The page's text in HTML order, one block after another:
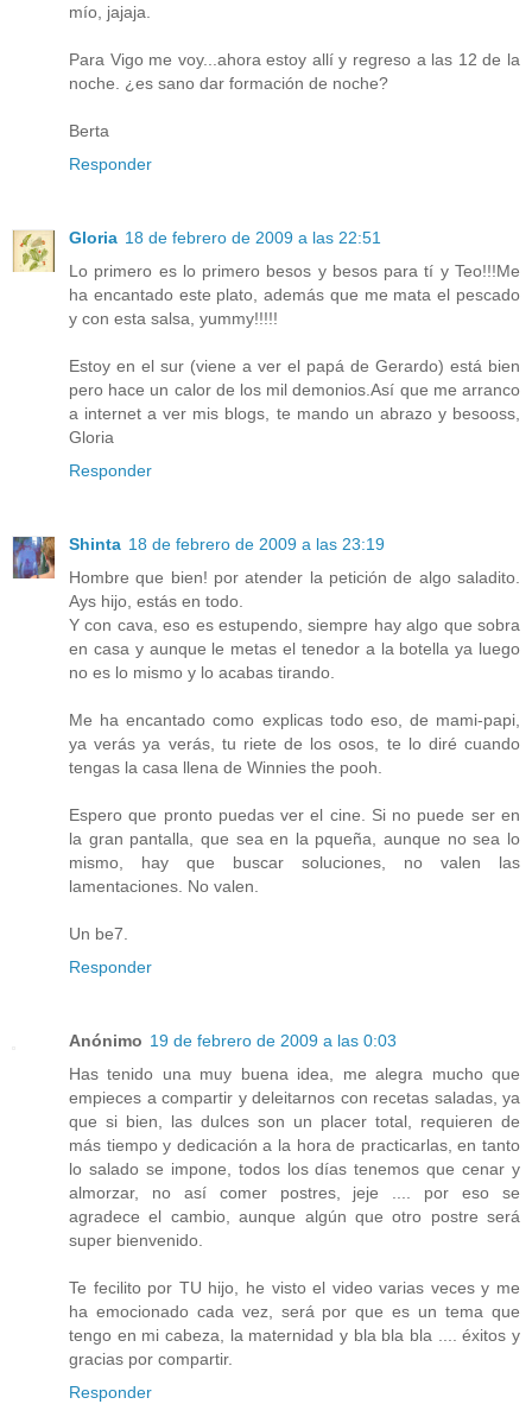
mío, jajaja.
Para Vigo me voy...ahora estoy allí y regreso a las 12 de la
noche. ¿es sano dar formación de noche?
Berta
Responder
Gloria 18 de febrero de 2009 a las 22:51
Lo primero es lo primero besos y besos para tí y Teo!!!Me
ha encantado este plato, además que me mata el pescado
y con esta salsa, yummy!!!!!
Estoy en el sur (viene a ver el papá de Gerardo) está bien
pero hace un calor de los mil demonios.Así que me arranco
a internet a ver mis blogs, te mando un abrazo y besooss,
Gloria
Responder
Shinta 18 de febrero de 2009 a las 23:19
Hombre que bien! por atender la petición de algo saladito.
Ays hijo, estás en todo.
Y con cava, eso es estupendo, siempre hay algo que sobra
en casa y aunque le metas el tenedor a la botella ya luego
no es lo mismo y lo acabas tirando.
Me ha encantado como explicas todo eso, de mami-papi,
ya verás ya verás, tu riete de los osos, te lo diré cuando
tengas la casa llena de Winnies the pooh.
Espero que pronto puedas ver el cine. Si no puede ser en
la gran pantalla, que sea en la pqueña, aunque no sea lo
mismo, hay que buscar soluciones, no valen las
lamentaciones. No valen.
Un be7.
Responder
Anónimo 19 de febrero de 2009 a las 0:03
Has tenido una muy buena idea, me alegra mucho que
empieces a compartir y deleitarnos con recetas saladas, ya
que si bien, las dulces son un placer total, requieren de
más tiempo y dedicación a la hora de practicarlas, en tanto
lo salado se impone, todos los días tenemos que cenar y
almorzar, no así comer postres, jeje .... por eso se
agradece el cambio, aunque algún que otro postre será
super bienvenido.
Te fecilito por TU hijo, he visto el video varias veces y me
ha emocionado cada vez, será por que es un tema que
tengo en mi cabeza, la maternidad y bla bla bla .... éxitos y
gracias por compartir.
Responder